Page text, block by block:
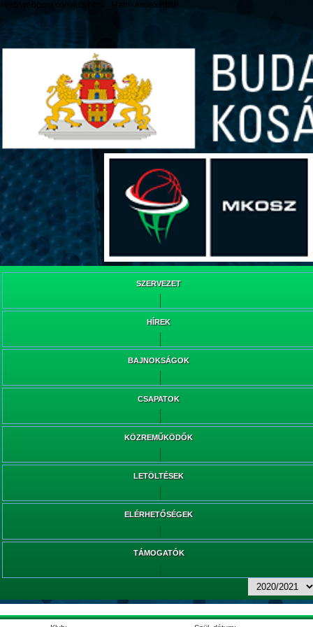
/web/webpont.com/kcs/html/_Main_/index.html
SZERVEZET
HÍREK
BAJNOKSÁGOK
CSAPATOK
KÖZREMŰKÖDŐK
LETÖLTÉSEK
ELÉRHETŐSÉGEK
TÁMOGATÓK